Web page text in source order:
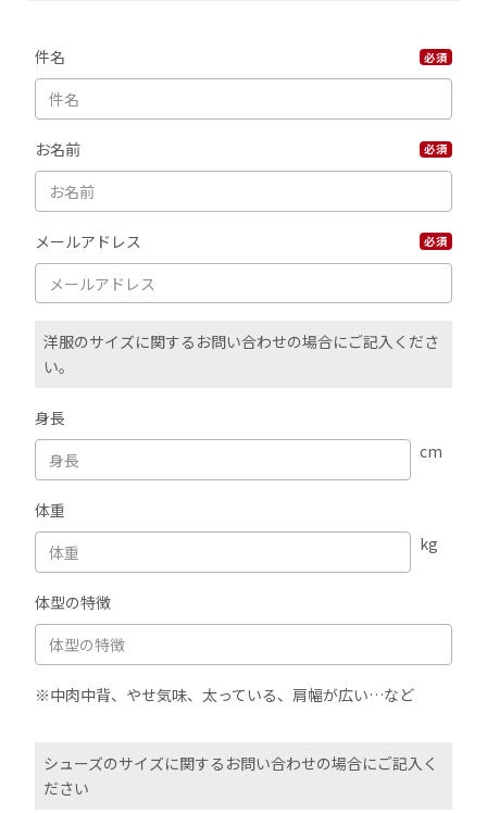
件名 必須
お名前 必須
メールアドレス 必須
洋服のサイズに関するお問い合わせの場合にご記入くださ
い。
身長
cm
体重
kg
体型の特徴
※中肉中背、やせ気味、太っている、肩幅が広い…など
シューズのサイズに関するお問い合わせの場合にご記入く
ださい